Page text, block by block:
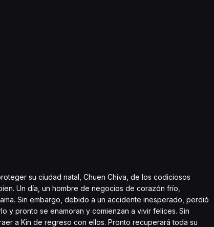
su ciudad natal, Chuen Chiva, de los codiciosos
Un día, un hombre de negocios de corazón frío,
Sin embargo, debido a un accidente inesperado, perdió
y pronto se enamoran y comienzan a vivir felices. Sin
a Kin de regreso con ellos. Pronto recuperará toda su